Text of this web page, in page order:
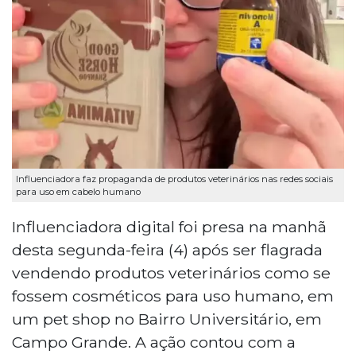
Influenciadora faz propaganda de produtos veterinários nas redes sociais
para uso em cabelo humano
Influenciadora digital foi presa na manhã
desta segunda-feira (4) após ser flagrada
vendendo produtos veterinários como se
fossem cosméticos para uso humano, em
um pet shop no Bairro Universitário, em
Campo Grande. A ação contou com a